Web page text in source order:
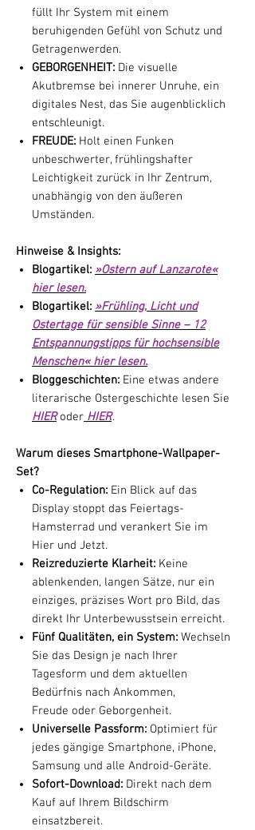
füllt Ihr System mit einem
beruhigenden Gefühl von Schutz und
Getragenwerden.
GEBORGENHEIT: Die visuelle
Akutbremse bei innerer Unruhe, ein
digitales Nest, das Sie augenblicklich
entschleunigt.
FREUDE: Holt einen Funken
unbeschwerter, frühlingshafter
Leichtigkeit zurück in Ihr Zentrum,
unabhängig von den äußeren
Umständen.
Hinweise & Insights:
Blogartikel: »Ostern auf Lanzarote«
hier lesen.
Blogartikel: »Frühling, Licht und
Ostertage für sensible Sinne – 12
Entspannungstipps für hochsensible
Menschen« hier lesen.
Bloggeschichten: Eine etwas andere
literarische Ostergeschichte lesen Sie
HIERoder HIER.
Warum dieses Smartphone-Wallpaper-
Set?
Co-Regulation: Ein Blick auf das
Display stoppt das Feiertags-
Hamsterrad und verankert Sie im
Hier und Jetzt.
Reizreduzierte Klarheit: Keine
ablenkenden, langen Sätze, nur ein
einziges, präzises Wort pro Bild, das
direkt Ihr Unterbewusstsein erreicht.
Fünf Qualitäten, ein System: Wechseln
Sie das Design je nach Ihrer
Tagesform und dem aktuellen
Bedürfnis nach Ankommen,
Freude oder Geborgenheit.
Universelle Passform: Optimiert für
jedes gängige Smartphone, iPhone,
Samsung und alle Android-Geräte.
Sofort-Download: Direkt nach dem
Kauf auf Ihrem Bildschirm
einsatzbereit.